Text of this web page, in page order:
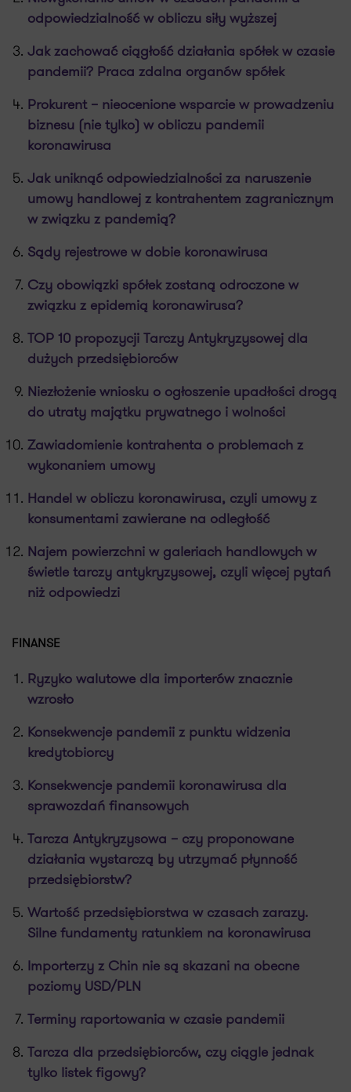
odpowiedzialność w obliczu siły wyższej
Jak zachować ciągłość działania spółek w czasie
pandemii? Praca zdalna organów spółek
Prokurent – nieocenione wsparcie w prowadzeniu
biznesu (nie tylko) w obliczu pandemii
koronawirusa
Jak uniknąć odpowiedzialności za naruszenie
umowy handlowej z kontrahentem zagranicznym
w związku z pandemią?
Sądy rejestrowe w dobie koronawirusa
Czy obowiązki spółek zostaną odroczone w
związku z epidemią koronawirusa?
TOP 10 propozycji Tarczy Antykryzysowej dla
dużych przedsiębiorców
Niezłożenie wniosku o ogłoszenie upadłości drogą
do utraty majątku prywatnego i wolności
Zawiadomienie kontrahenta o problemach z
wykonaniem umowy
Handel w obliczu koronawirusa, czyli umowy z
konsumentami zawierane na odległość
Najem powierzchni w galeriach handlowych w
świetle tarczy antykryzysowej, czyli więcej pytań
niż odpowiedzi
FINANSE
Ryzyko walutowe dla importerów znacznie
wzrosło
Konsekwencje pandemii z punktu widzenia
kredytobiorcy
Konsekwencje pandemii koronawirusa dla
sprawozdań finansowych
Tarcza Antykryzysowa – czy proponowane
działania wystarczą by utrzymać płynność
przedsiębiorstw?
Wartość przedsiębiorstwa w czasach zarazy.
Silne fundamenty ratunkiem na koronawirusa
Importerzy z Chin nie są skazani na obecne
poziomy USD/PLN
Terminy raportowania w czasie pandemii
Tarcza dla przedsiębiorców, czy ciągle jednak
tylko listek figowy?